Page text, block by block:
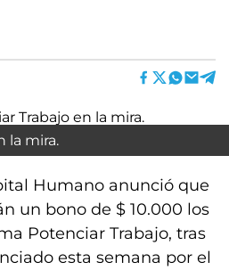
la mira.
Humano anunció que
un bono de $ 10.000 los
Potenciar Trabajo, tras
esta semana por el